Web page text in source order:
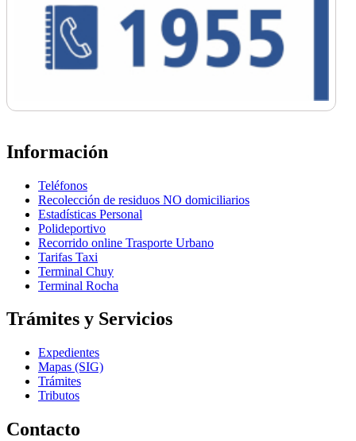
Información
Teléfonos
Recolección de residuos NO domiciliarios
Estadísticas Personal
Polideportivo
Recorrido online Trasporte Urbano
Tarifas Taxi
Terminal Chuy
Terminal Rocha
Trámites y Servicios
Expedientes
Mapas (SIG)
Trámites
Tributos
Contacto